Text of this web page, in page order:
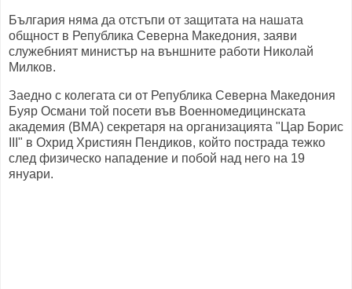
България няма да отстъпи от защитата на нашата
общност в Република Северна Македония, заяви
служебният министър на външните работи Николай
Милков.
Заедно с колегата си от Република Северна Македония
Буяр Османи той посети във Военномедицинската
академия (ВМА) секретаря на организацията "Цар Борис
III" в Охрид Християн Пендиков, който пострада тежко
след физическо нападение и побой над него на 19
януари.